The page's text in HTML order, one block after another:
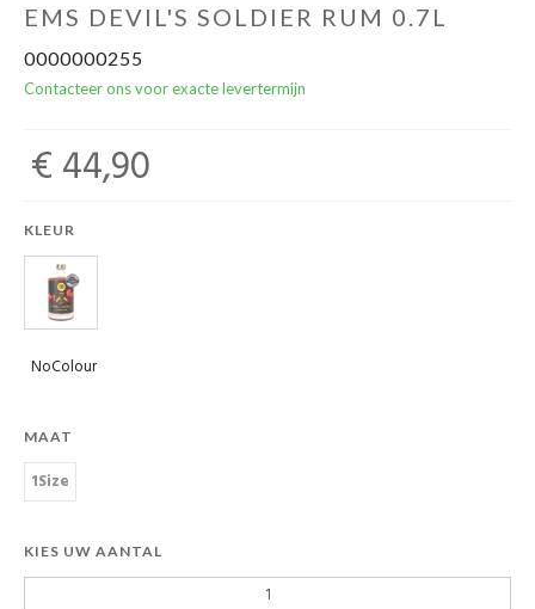
Geels Witteke De Maan's Jenever
EMS DEVIL'S SOLDIER RUM 0.7L
0000000255
Contacteer ons voor exacte levertermijn
€ 44,90
KLEUR
NoColour
MAAT
1Size
KIES UW AANTAL